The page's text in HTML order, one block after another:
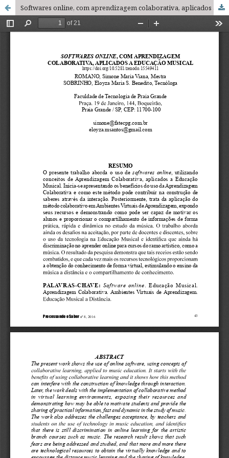
Softwares online, com aprendizagem colaborativa, aplicados a educação musical